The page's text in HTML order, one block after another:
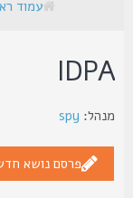
עמוד ראשי
spy
פרסם נושא חדש